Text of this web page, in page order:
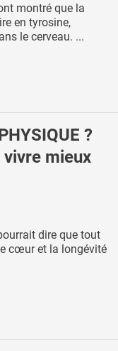
montré que la
en tyrosine,
le cerveau. ...
?
vivre mieux
dire que tout
cœur et la longévité